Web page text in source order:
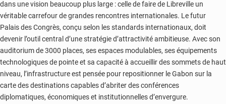
dans une vision beaucoup plus large : celle de faire de Libreville un
véritable carrefour de grandes rencontres internationales. Le futur
Palais des Congrès, conçu selon les standards internationaux, doit
devenir l’outil central d’une stratégie d’attractivité ambitieuse. Avec son
auditorium de 3000 places, ses espaces modulables, ses équipements
technologiques de pointe et sa capacité à accueillir des sommets de haut
niveau, l’infrastructure est pensée pour repositionner le Gabon sur la
carte des destinations capables d’abriter des conférences
diplomatiques, économiques et institutionnelles d’envergure.